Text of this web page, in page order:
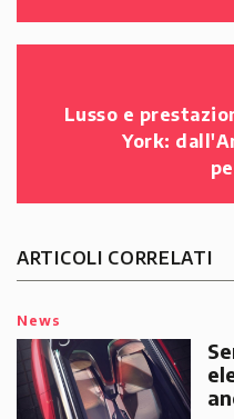
Lusso e
York:
ARTICOLI CORRELATI
News